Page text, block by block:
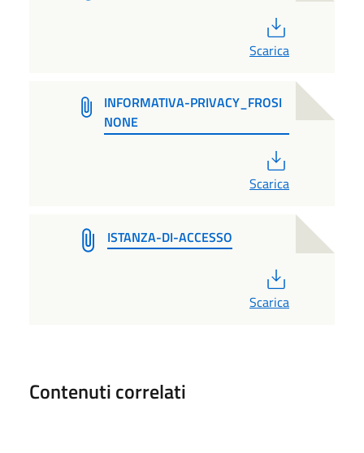
Scarica
INFORMATIVA-PRIVACY_FROSI
NONE
Scarica
ISTANZA-DI-ACCESSO
Scarica
Contenuti correlati